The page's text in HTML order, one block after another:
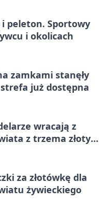
i peleton. Sportowy
i okolicach
zamkami stanęły
już dostępna
wracają z
z trzema złotymi
za złotówkę dla
żywieckiego